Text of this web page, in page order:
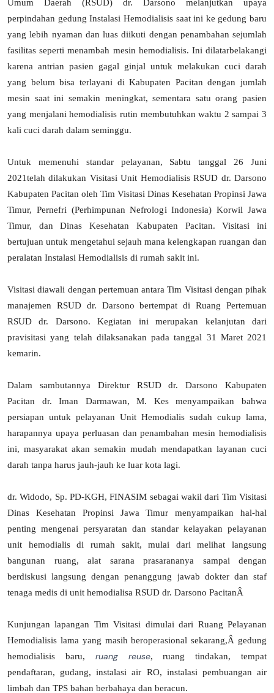
Umum Daerah (RSUD) dr. Darsono melanjutkan upaya
perpindahan gedung Instalasi Hemodialisis saat ini ke gedung baru
yang lebih nyaman dan luas diikuti dengan penambahan sejumlah
fasilitas seperti menambah mesin hemodialisis. Ini dilatarbelakangi
karena antrian pasien gagal ginjal untuk melakukan cuci darah
yang belum bisa terlayani di Kabupaten Pacitan dengan jumlah
mesin saat ini semakin meningkat, sementara satu orang pasien
yang menjalani hemodialisis rutin membutuhkan waktu 2 sampai 3
kali cuci darah dalam seminggu.
Untuk memenuhi standar pelayanan, Sabtutanggal 26 Juni
2021telah dilakukan Visitasi Unit Hemodialisis RSUD dr. Darsono
Kabupaten Pacitan oleh Tim Visitasi Dinas Kesehatan Propinsi Jawa
Timur, Pernefri (Perhimpunan Nefrologi Indonesia) Korwil Jawa
Timur, dan Dinas Kesehatan Kabupaten Pacitan. Visitasi ini
bertujuan untuk mengetahui sejauh mana kelengkapan ruangan dan
peralatan Instalasi Hemodialisis di rumah sakit ini.
Visitasi diawali dengan pertemuan antara Tim Visitasi dengan pihak
manajemen RSUD dr. Darsono bertempat di Ruang Pertemuan
RSUD dr. Darsono. Kegiatan ini merupakan kelanjutan dari
pravisitasi yang telah dilaksanakan pada tanggal 31 Maret 2021
kemarin.
Dalam sambutannya Direktur RSUD dr. Darsono Kabupaten
Pacitan dr. Iman Darmawan, M. Kes menyampaikan bahwa
persiapan untuk pelayanan Unit Hemodialis sudah cukup lama,
harapannya upaya perluasan dan penambahan mesin hemodialisis
ini, masyarakat akan semakin mudah mendapatkan layanan cuci
darah tanpa harus jauh-jauh ke luar kota lagi.
dr. Widodo, Sp. PD-KGH, FINASIM sebagai wakil dari Tim Visitasi
Dinas Kesehatan Propinsi Jawa Timur menyampaikan hal-hal
penting mengenai persyaratan dan standar kelayakan pelayanan
unit hemodialis di rumah sakit, mulai dari melihat langsung
bangunan ruang, alat sarana prasarananya sampai dengan
berdiskusi langsung dengan penanggung jawab dokter dan staf
tenaga medis di unit hemodialisa RSUD dr. Darsono PacitanÂ
Kunjungan lapangan Tim Visitasi dimulai dari Ruang Pelayanan
Hemodialisis lama yang masih beroperasional sekarang,Â gedung
hemodialisis baru, ruang reuse, ruang tindakan, tempat
pendaftaran, gudang, instalasi air RO, instalasi pembuangan air
limbah dan TPS bahan berbahaya dan beracun.